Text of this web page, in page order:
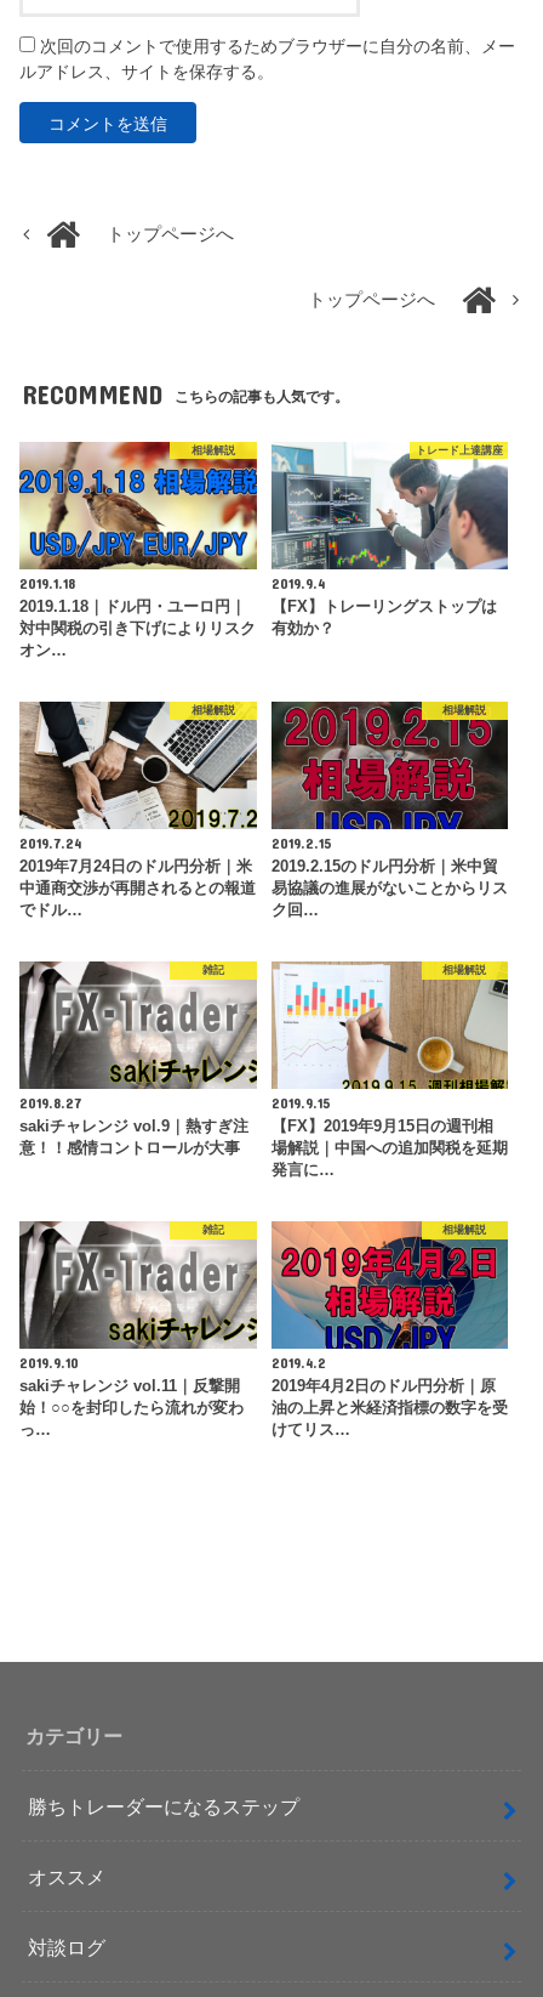
次回のコメントで使用するためブラウザーに自分の名前、メー
ルアドレス、サイトを保存する。
トップページへ
トップページへ
RECOMMEND こちらの記事も人気です。
相場解説
2019.1.18
2019.1.18｜ドル円・ユーロ円｜
対中関税の引き下げによりリスク
オン…
トレード上達講座
2019.9.4
【FX】トレーリングストップは
有効か？
相場解説
2019.7.24
2019年7月24日のドル円分析｜米
中通商交渉が再開されるとの報道
でドル…
相場解説
2019.2.15
2019.2.15のドル円分析｜米中貿
易協議の進展がないことからリス
ク回…
雑記
2019.8.27
sakiチャレンジ vol.9｜熱すぎ注
意！！感情コントロールが大事
相場解説
2019.9.15
【FX】2019年9月15日の週刊相
場解説｜中国への追加関税を延期
発言に…
雑記
2019.9.10
sakiチャレンジ vol.11｜反撃開
始！○○を封印したら流れが変わ
っ…
相場解説
2019.4.2
2019年4月2日のドル円分析｜原
油の上昇と米経済指標の数字を受
けてリス…
カテゴリー
勝ちトレーダーになるステップ
オススメ
対談ログ